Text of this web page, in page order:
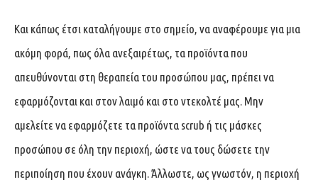
Και κάπως έτσι καταλήγουμε στο σημείο, να αναφέρουμε για μια
ακόμη φορά, πως όλα ανεξαιρέτως, τα προϊόντα που
απευθύνονται στη θεραπεία του προσώπου μας, πρέπει να
εφαρμόζονται και στον λαιμό και στο ντεκολτέ μας. Μην
αμελείτε να εφαρμόζετε τα προϊόντα scrub ή τις μάσκες
προσώπου σε όλη την περιοχή, ώστε να τους δώσετε την
περιποίηση που έχουν ανάγκη. Άλλωστε, ως γνωστόν, η περιοχή